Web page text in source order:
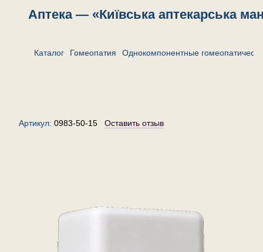
Аптека — «Київська аптекарська
Каталог Гомеопатия Однокомпонентные
Артикул: 0983-50-15 Оставить отзыв